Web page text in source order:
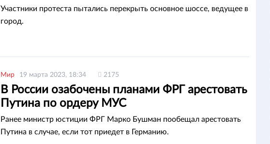
Участники протеста пытались перекрыть основное шоссе, ведущее в
город.
Мир 19 марта 2023, 18:34 2175
В России озабочены планами ФРГ арестовать
Путина по ордеру МУС
Ранее министр юстиции ФРГ Марко Бушман пообещал арестовать
Путина в случае, если тот приедет в Германию.